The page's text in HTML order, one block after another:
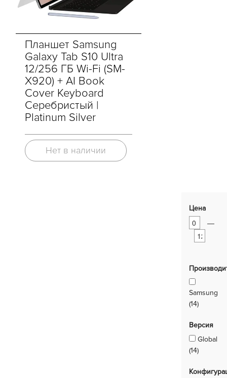
Планшет Samsung
Galaxy Tab S10 Ultra
12/256 ГБ Wi-Fi (SM-
X920) + AI Book
Cover Keyboard
Серебристый |
Platinum Silver
Нет в наличии
Цена
—
Samsung
(14)
Версия
Global
(14)